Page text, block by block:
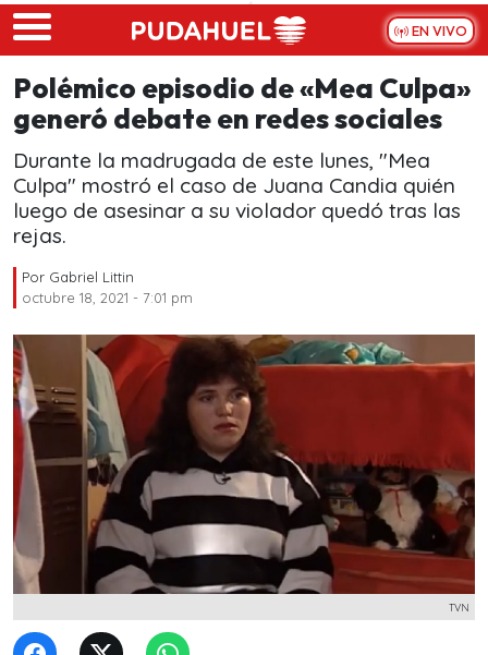
Skip to main content
EN VIVO
Polémico episodio de «Mea Culpa»
generó debate en redes sociales
Durante la madrugada de este lunes, "Mea
Culpa" mostró el caso de Juana Candia quién
luego de asesinar a su violador quedó tras las
rejas.
Por Gabriel Littin
octubre 18, 2021 - 7:01 pm
TVN